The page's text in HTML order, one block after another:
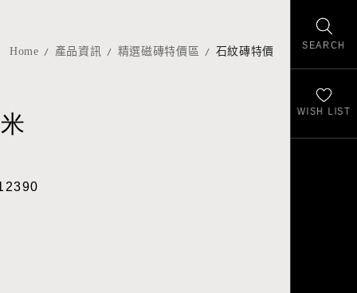
SEARCH
WISH LIST
Home 產品資訊 精選磁磚特價區 石紋磚特價